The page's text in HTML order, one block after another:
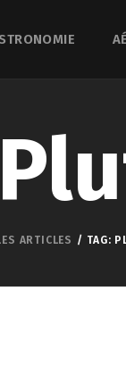
ARTICLES TAG: